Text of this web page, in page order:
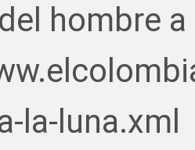
hombre
la-luna.xml